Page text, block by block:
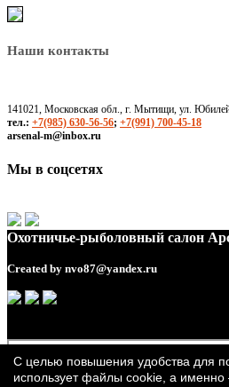
Наши контакты
141021, Московская обл., г. Мытищи, ул.
тел.: +7(985) 630-56-56; +7(991) 700-45-18
arsenal-m@inbox.ru
Мы в соцсетях
Охотничье-рыболовный салон
Created by nvo87@yandex.ru
С целью повышения удобства для
использует файлы cookie, а